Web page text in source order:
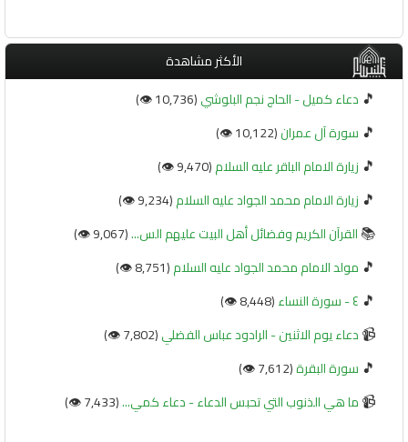
الأكثر مشاهدة
🎵 دعاء كميل - الحاج نجم البلوشي(10,736 👁️)
🎵 سورة آل عمران(10,122 👁️)
🎵 زيارة الامام الباقر عليه السلام(9,470 👁️)
🎵 زيارة الامام محمد الجواد عليه السلام(9,234 👁️)
📚القرآن الكريم وفضائل أهل البيت عليهم الس...(9,067 👁️)
🎵 مولد الامام محمد الجواد عليه السلام(8,751 👁️)
🎵 ٤ - سورة النساء (8,448 👁️)
📹دعاء يوم الاثنين - الرادود عباس الفضلي(7,802 👁️)
🎵 سورة البقرة(7,612 👁️)
📹ما هي الذنوب التي تحبس الدعاء - دعاء كمي...(7,433 👁️)